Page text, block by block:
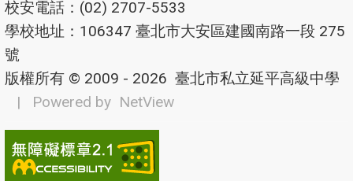
校安電話：(02) 2707-5533
學校地址：106347 臺北市大安區建國南路一段 275
號
版權所有 © 2009 - 2026 臺北市私立延平高級中學
| Powered by NetView